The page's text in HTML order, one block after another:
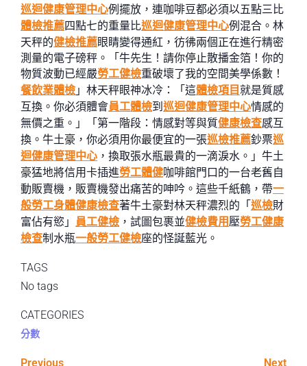
巡迴健康管理中心例擺放，連咖啡豆都必須以五點三比
體檢推薦四點七的重量比巡迴健康管理中心例混合。林
天秤的健檢推薦眼睛變得通紅，彷彿兩個正在進行精密
測量的電子磅秤。「牛先生！請你停止散播金箔！你的
物質波動已經嚴勞工健檢重破壞了我的空間美學係數！
餐飲業體檢 」林天秤眼神冰冷：「這體檢項目就是質感
互換。你必須體會員工體檢到 巡迴健康管理中心情感的
無價之重。」「第一階段：情感對等與質健康檢查感互
換。牛土豪，你必須用你最便宜的一張巡檢推薦鈔票巡
迴健康管理中心 ，換取張水瓶最貴的一滴淚水。」牛土
豪猛地將信用卡插進勞工體健咖啡館門口的一台老舊自
動販賣機，販賣機發出痛苦的呻吟。這些千紙鶴，帶一
般勞工身體健康檢查著牛土豪對林天秤濃烈的「巡檢財
富佔有慾」
員工健檢 ，試圖包裹並健檢費用 壓勞工健康
檢查制水瓶一般勞工健檢座的怪誕藍光。
TAGS
No tags
CATEGORIES
分數
Previous Next